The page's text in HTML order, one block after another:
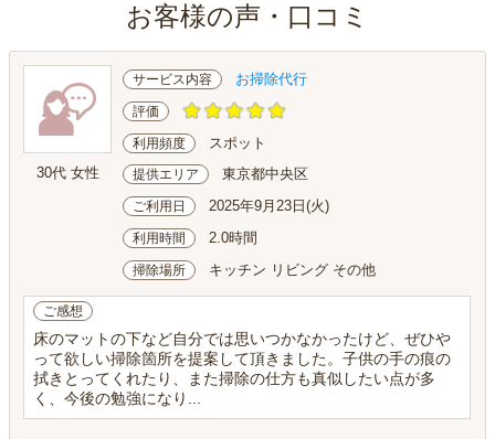
お客様の声・口コミ
30代 女性
サービス内容 お掃除代行
評価
利用頻度 スポット
提供エリア 東京都中央区
ご利用日 2025年9月23日(火)
利用時間 2.0時間
掃除場所 キッチン リビング その他
ご感想
床のマットの下など自分では思いつかなかったけど、ぜひや
って欲しい掃除箇所を提案して頂きました。子供の手の痕の
拭きとってくれたり、また掃除の仕方も真似したい点が多
く、今後の勉強になり...